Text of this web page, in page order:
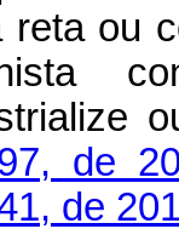
reta ou
de
de